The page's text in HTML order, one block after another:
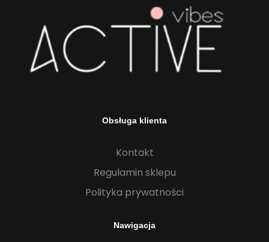
Obsługa klienta
Kontakt
Regulamin sklepu
Polityka prywatności
Nawigacja